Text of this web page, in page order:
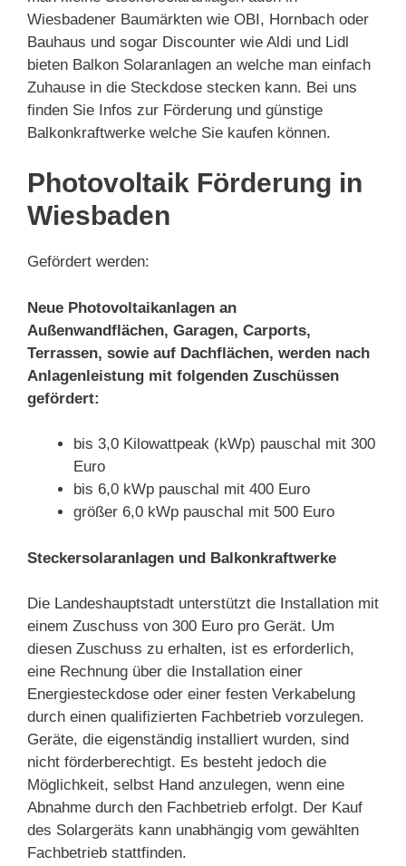
Wiesbadener Baumärkten wie OBI, Hornbach oder
Bauhaus und sogar Discounter wie Aldi und Lidl
bieten Balkon Solaranlagen an welche man einfach
Zuhause in die Steckdose stecken kann. Bei uns
finden Sie Infos zur Förderung und günstige
Balkonkraftwerke welche Sie kaufen können.
Photovoltaik Förderung in
Wiesbaden
Gefördert werden:
Neue Photovoltaikanlagen an
Außenwandflächen, Garagen, Carports,
Terrassen, sowie auf Dachflächen, werden nach
Anlagenleistung mit folgenden Zuschüssen
gefördert:
bis 3,0 Kilowattpeak (kWp) pauschal mit 300
Euro
bis 6,0 kWp pauschal mit 400 Euro
größer 6,0 kWp pauschal mit 500 Euro
Steckersolaranlagen und Balkonkraftwerke
Die Landeshauptstadt unterstützt die Installation mit
einem Zuschuss von 300 Euro pro Gerät. Um
diesen Zuschuss zu erhalten, ist es erforderlich,
eine Rechnung über die Installation einer
Energiesteckdose oder einer festen Verkabelung
durch einen qualifizierten Fachbetrieb vorzulegen.
Geräte, die eigenständig installiert wurden, sind
nicht förderberechtigt. Es besteht jedoch die
Möglichkeit, selbst Hand anzulegen, wenn eine
Abnahme durch den Fachbetrieb erfolgt. Der Kauf
des Solargeräts kann unabhängig vom gewählten
Fachbetrieb stattfinden.